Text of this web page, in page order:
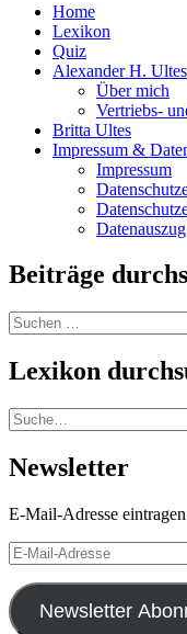
Home
Lexikon
Quiz
Alexander H. Ultes
Über mich
Vertriebs-
Britta Ultes
Impressum &
Impressum
Datenauszug
Beiträge
Suchen
nach:
Lexikon
Suche
Newsletter
E-Mail-Adresse
E-
Mail-
Adresse
Newsletter